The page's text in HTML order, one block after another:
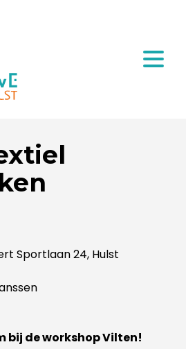
Sportlaan 24, Hulst
bij de workshop Vilten!